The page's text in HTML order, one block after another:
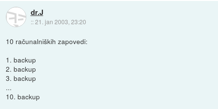
dr.J
::21. jan 2003, 23:20
10 računalniških zapovedi:
1. backup
2. backup
3. backup
...
10. backup